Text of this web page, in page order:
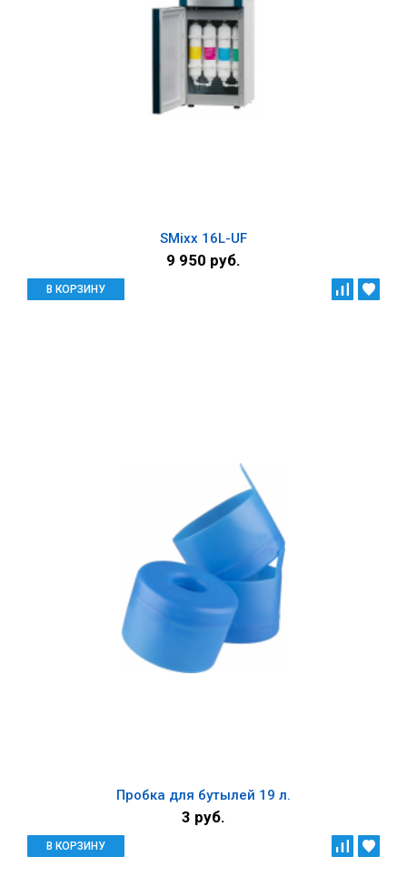
SMixx 16L-UF
9 950 руб.
В КОРЗИНУ
Пробка для бутылей 19 л.
3 руб.
В КОРЗИНУ